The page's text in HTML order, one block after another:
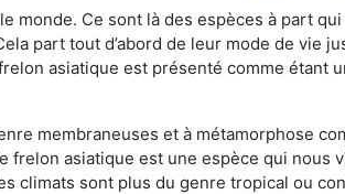
monde. Ce sont là des espèces à part
part tout d’abord de leur mode de vie
asiatique est présenté comme étant
membraneuses et à métamorphose
asiatique est une espèce qui nous
climats sont plus du genre tropical ou